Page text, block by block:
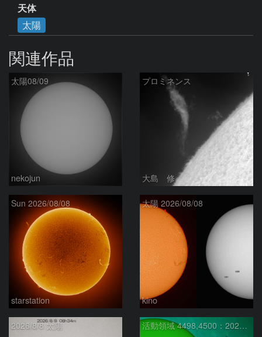
天体
太陽
関連作品
太陽08/09
nekojun
プロミネンス
大島 修
Sun 2026/08/08
starstation
太陽 2026/08/08
kino
2026/8/8 太陽 活動領域 4498,4500：2026/08/08